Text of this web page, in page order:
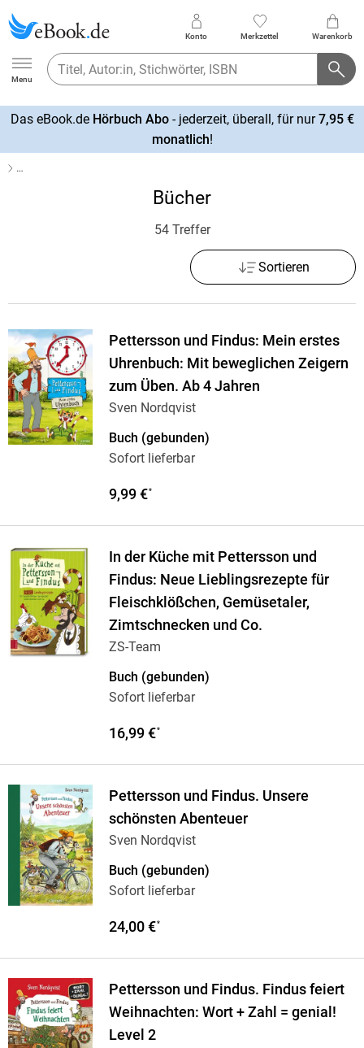
Ebook.de
Menu
Konto Merkzettel Warenkorb
Das eBook.de Hörbuch Abo- jederzeit, überall, für nur7,95 €
monatlich!
…
Bücher
54 Treffer
Sortieren
Pettersson und Findus: Mein erstes
Uhrenbuch: Mit beweglichen Zeigern
zum Üben. Ab 4 Jahren
Sven Nordqvist
Buch (gebunden)
Sofort lieferbar
9,99 €*
In der Küche mit Pettersson und
Findus: Neue Lieblingsrezepte für
Fleischklößchen, Gemüsetaler,
Zimtschnecken und Co.
ZS-Team
Buch (gebunden)
Sofort lieferbar
16,99 €*
Pettersson und Findus. Unsere
schönsten Abenteuer
Sven Nordqvist
Buch (gebunden)
Sofort lieferbar
24,00 €*
Pettersson und Findus. Findus feiert
Weihnachten: Wort + Zahl = genial!
Level 2